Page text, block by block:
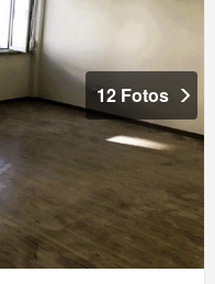
12 Fotos